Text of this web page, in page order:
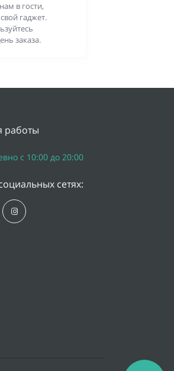
в гости,
гаджет.
заказа.
работы
с 10:00 до 20:00
сетях: